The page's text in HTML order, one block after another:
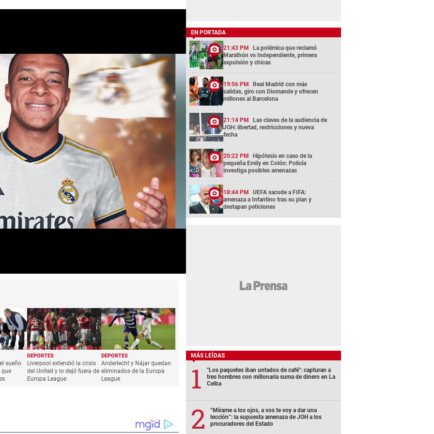
EN PORTADA
21:43 PM La polémica que reclamó
Marathón vs Independiente, primera
expulsión y chicas
19:56 PM Real Madrid con más
salidas, giro con Diomande y ofrecen
millones al Barcelona
21:14 PM Las claves de la audiencia de
JOH: libertad, restricciones y nueva
fecha
20:22 PM Hipótesis en caso de la
pequeña Emily en Colón: Policía
investiga posibles amenazas
18:44 PM UEFA sacude a FIFA:
amenaza a Infantino tras su plan y
destapan peticiones
MÁS LEÍDAS
"Los paquetes iban untados de café": capturan a
tres hombres con millonaria suma de dinero en La
Ceiba
“Mírame a los ojos, a vos te voy a dar una
lección”: la supuesta amenaza de JOH a los
procuradores del Estado